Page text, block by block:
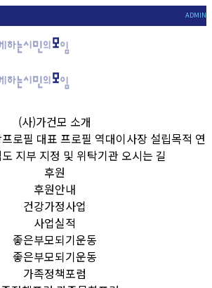
ADMIN
(사)가건모 소개
로필 대표 프로필 역대이사장 설립목적 연
지부 지정 및 위탁기관 오시는 길
후원
후원안내
건강가정사업
사업실적
좋은부모되기운동
좋은부모되기운동
가족정책포럼